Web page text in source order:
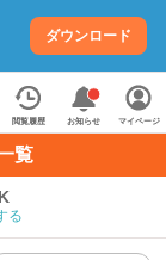
ダウンロード
閲覧履歴 お知らせ マイページ
覧
る